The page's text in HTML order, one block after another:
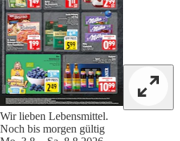
Wir lieben Lebensmittel.
Noch bis morgen gültig